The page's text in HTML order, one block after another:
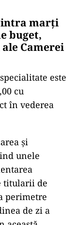
intra marţi
buget,
Camerei
este
cu
în vederea
şi
unele
titularii de
perimetre
de zi a